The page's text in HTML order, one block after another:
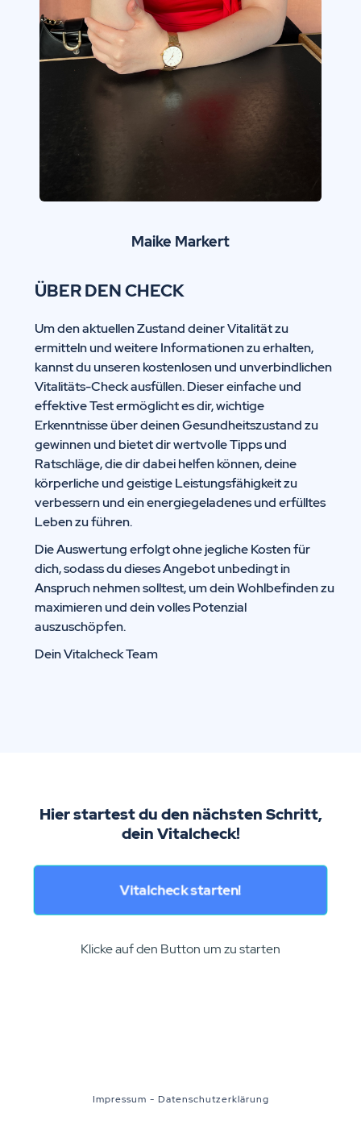
Maike Markert
ÜBER DEN CHECK
Um den aktuellen Zustand deiner Vitalität zu
ermitteln und weitere Informationen zu erhalten,
kannst du unseren kostenlosen und unverbindlichen
Vitalitäts-Check ausfüllen. Dieser einfache und
effektive Test ermöglicht es dir, wichtige
Erkenntnisse über deinen Gesundheitszustand zu
gewinnen und bietet dir wertvolle Tipps und
Ratschläge, die dir dabei helfen können, deine
körperliche und geistige Leistungsfähigkeit zu
verbessern und ein energiegeladenes und erfülltes
Leben zu führen.
Die Auswertung erfolgt ohne jegliche Kosten für
dich, sodass du dieses Angebot unbedingt in
Anspruch nehmen solltest, um dein Wohlbefinden zu
maximieren und dein volles Potenzial
auszuschöpfen.
Dein Vitalcheck Team
Hier startest du den nächsten Schritt,
dein Vitalcheck!
Vitalcheck starten!
Klicke auf den Button um zu starten
Impressum - Datenschutzerklärung